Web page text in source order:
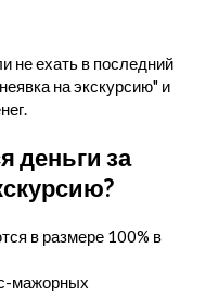
не ехать в последний
на экскурсию" и
деньги за
в размере 100% в
мажорных